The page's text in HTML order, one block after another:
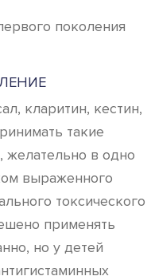
кларитин, кестин,
такие
желательно в одно
выраженного
токсического
применять
но у детей